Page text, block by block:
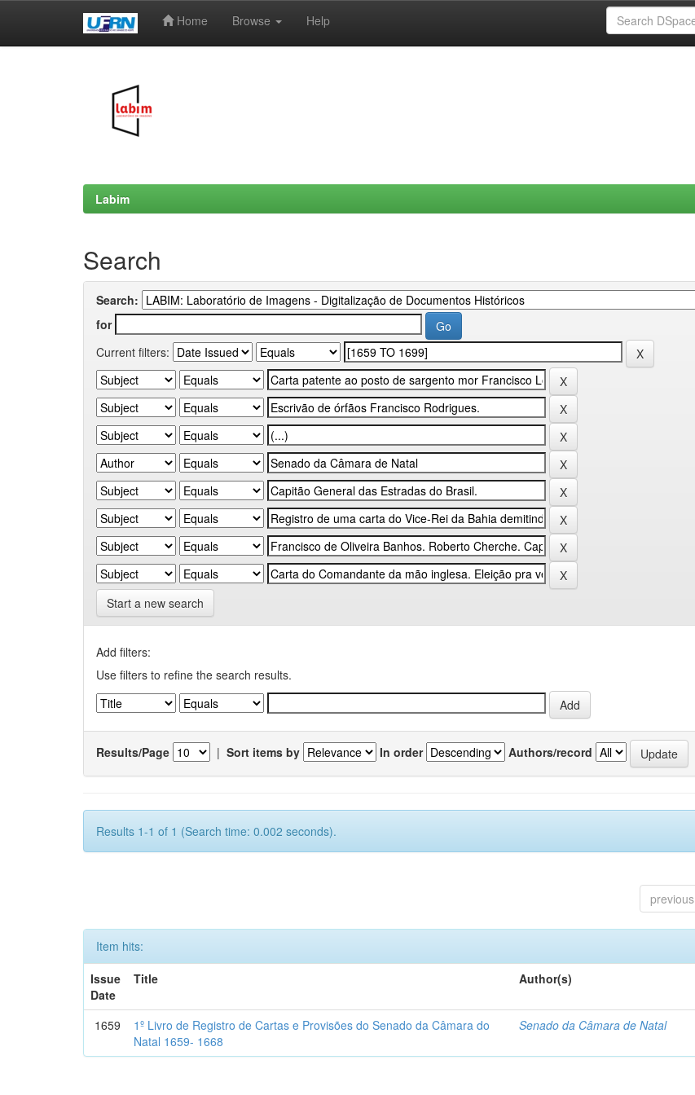
Home Browse Help
Labim
Search
Search:
for
Current filters:
Start a new search
Add filters:
Use filters to refine the search results.
Results/Page | Sort items by In order Authors/record
Results 1-1 of 1 (Search time: 0.002 seconds).
previous
Item hits:
Issue
Date
Title Author(s)
1659
1º Livro de Registro de Cartas e Provisões do Senado da Câmara do
Natal 1659- 1668
Senado da Câmara de Natal